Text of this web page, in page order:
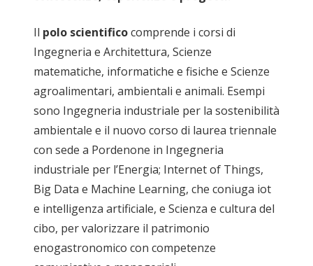
Il polo scientificocomprende i corsi di
Ingegneria e Architettura, Scienze
matematiche, informatiche e fisiche e Scienze
agroalimentari, ambientali e animali. Esempi
sono Ingegneria industriale per la sostenibilità
ambientale e il nuovo corso di laurea triennale
con sede a Pordenone in Ingegneria
industriale per l’Energia; Internet of Things,
Big Data e Machine Learning, che coniuga iot
e intelligenza artificiale, e Scienza e cultura del
cibo, per valorizzare il patrimonio
enogastronomico con competenze